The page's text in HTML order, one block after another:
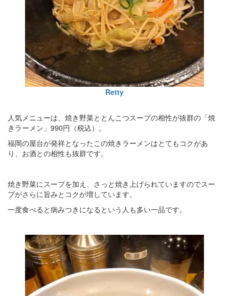
Retty
人気メニューは、焼き野菜ととんこつスープの相性が抜群の「焼
きラーメン」990円（税込）。
福岡の屋台が発祥となったこの焼きラーメンはとてもコクがあ
り、お酒との相性も抜群です。
焼き野菜にスープを加え、さっと焼き上げられていますのでスー
プがさらに旨みとコクが増しています。
一度食べると病みつきになるという人も多い一品です。